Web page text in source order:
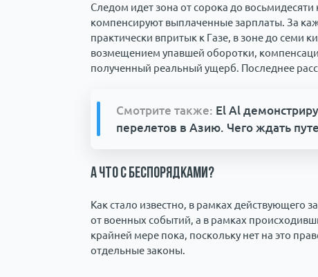
Следом идет зона от сорока до
компенсируют выплаченные зарплаты. За
практически впритык к Газе, в зоне до семи
возмещением упавшей оборотки,
полученный реальный ущерб. Последнее
Смотрите также: El Al
перелетов в Азию. Чего ждать
А что с беспорядками?
Как стало известно, в рамках действующего
от военных событий, а в рамках
крайней мере пока, поскольку нет на это
отдельные законы.